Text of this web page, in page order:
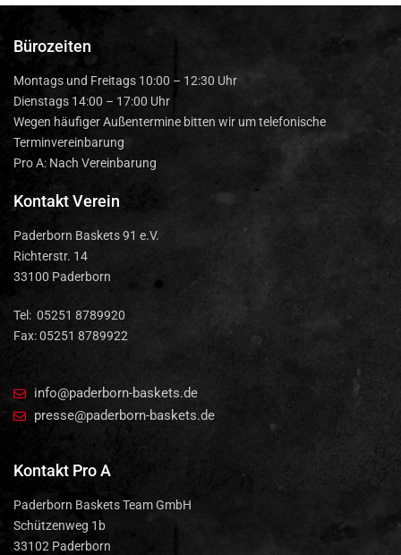
Bürozeiten
Montags und Freitags 10:00 – 12:30 Uhr
Dienstags 14:00 – 17:00 Uhr
Wegen häufiger Außentermine bitten wir um telefonische
Terminvereinbarung
Pro A: Nach Vereinbarung
Kontakt Verein
Paderborn Baskets 91 e.V.
Richterstr. 14
33100 Paderborn
Tel: 05251 8789920
Fax: 05251 8789922
info@paderborn-baskets.de
presse@paderborn-baskets.de
Kontakt Pro A
Paderborn Baskets Team GmbH
Schützenweg 1b
33102 Paderborn